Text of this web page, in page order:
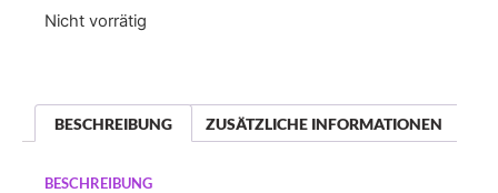
Nicht vorrätig
BESCHREIBUNG ZUSÄTZLICHE INFORMATIONEN
BESCHREIBUNG